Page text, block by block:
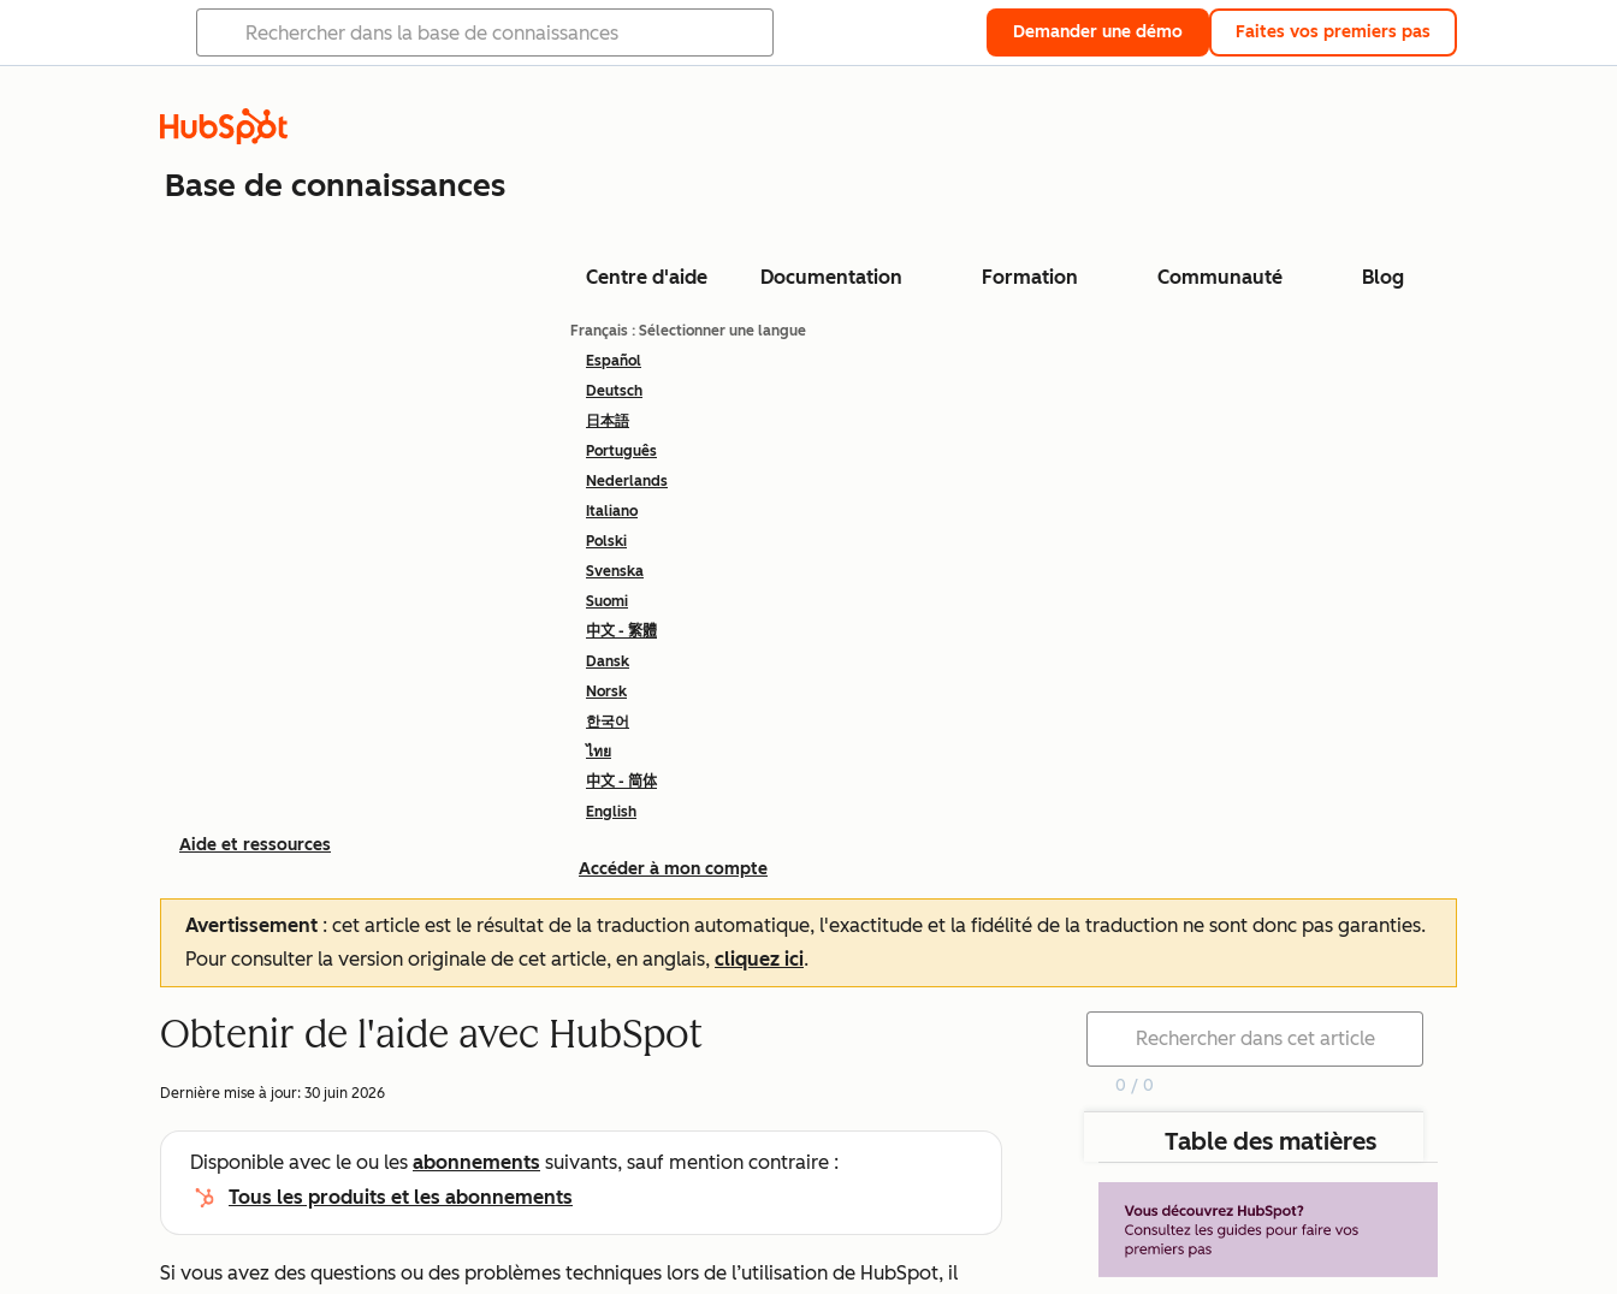
Demander une démo Faites vos premiers pas
Base de connaissances
Centre d'aide Documentation Formation Communauté Blog
Français : Sélectionner une langue
Español
Deutsch
日本語
Português
Nederlands
Italiano
Polski
Svenska
Suomi
中文 - 繁體
Dansk
Norsk
한국어
ไทย
中文 - 简体
English
Accéder à mon compte
Aide et ressources
Avertissement : cet article est le résultat de la traduction automatique, l'exactitude et la fidélité de la traduction ne sont donc pas garanties.
Pour consulter la version originale de cet article, en anglais, cliquez ici.
Obtenir de l'aide avec HubSpot
Dernière mise à jour: 30 juin 2026
Disponible avec le ou les abonnements suivants, sauf mention contraire :
Tous les produits et les abonnements
Si vous avez des questions ou des problèmes techniques lors de l’utilisation de HubSpot, il
0 / 0
Table des matières